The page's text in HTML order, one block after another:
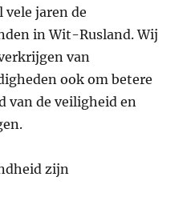
vele jaren de
in Wit-Rusland. Wij
van
ook om betere
van de veiligheid en
zijn